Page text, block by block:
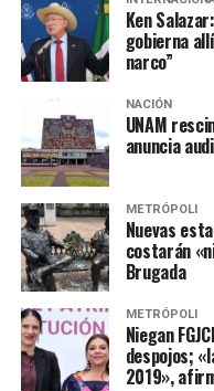
Ken
gobierna
narco”
NACIÓN
UNAM
anuncia
METRÓPOLI
Nuevas
costarán
Brugada
METRÓPOLI
Niegan
despojos;
2019»,